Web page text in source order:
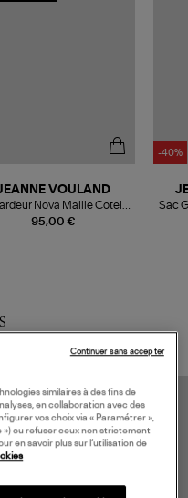
95,00 €
VOULAND
Nova Maille Cotelé
Blanc
-40%
Sac
similaires à des fins de
en collaboration avec des
vos choix via « Paramétrer »,
») ou refuser ceux non strictement
en savoir plus sur l’utilisation de
Continuer sans accepter